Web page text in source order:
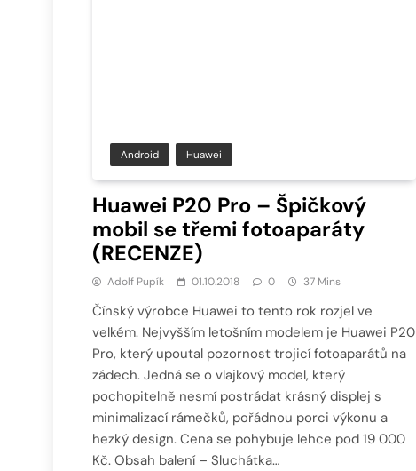
Android Huawei
Huawei P20 Pro – Špičkový
mobil se třemi fotoaparáty
(RECENZE)
Adolf Pupík 01.10.2018 0 37 Mins
Čínský výrobce Huawei to tento rok rozjel ve
velkém. Nejvyšším letošním modelem je Huawei P20
Pro, který upoutal pozornost trojicí fotoaparátů na
zádech. Jedná se o vlajkový model, který
pochopitelně nesmí postrádat krásný displej s
minimalizací rámečků, pořádnou porci výkonu a
hezký design. Cena se pohybuje lehce pod 19 000
Kč. Obsah balení – Sluchátka…